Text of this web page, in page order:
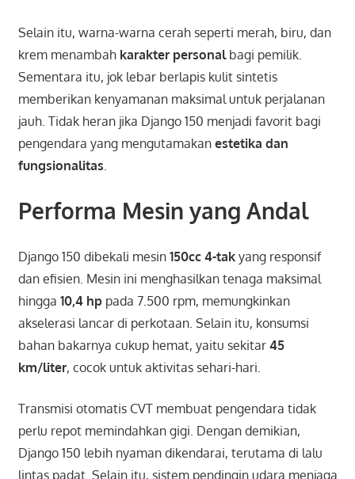
Selain itu, warna-warna cerah seperti merah, biru, dan
krem menambah karakter personalbagi pemilik.
Sementara itu, jok lebar berlapis kulit sintetis
memberikan kenyamanan maksimal untuk perjalanan
jauh. Tidak heran jika Django 150 menjadi favorit bagi
pengendara yang mengutamakan estetika dan
fungsionalitas
Performa Mesin yang Andal
Django 150 dibekali mesin 150cc 4-takyang responsif
dan efisien. Mesin ini menghasilkan tenaga maksimal
hingga 10,4 hppada 7.500 rpm, memungkinkan
akselerasi lancar di perkotaan. Selain itu, konsumsi
bahan bakarnya cukup hemat, yaitu sekitar 45
km/liter, cocok untuk aktivitas sehari-hari.
Transmisi otomatis CVT membuat pengendara tidak
perlu repot memindahkan gigi. Dengan demikian,
Django 150 lebih nyaman dikendarai, terutama di lalu
lintas padat. Selain itu, sistem pendingin udara menjaga